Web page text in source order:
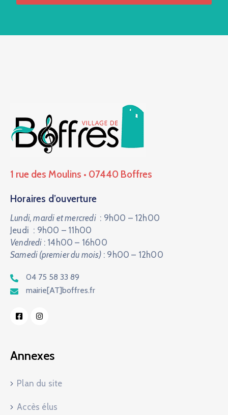
1 rue des Moulins • 07440 Boffres
Horaires d’ouverture
Lundi, mardi et mercredi : 9h00 – 12h00
Jeudi : 9h00 – 11h00
Vendredi : 14h00 – 16h00
Samedi (premier du mois): 9h00 – 12h00
04 75 58 33 89
mairie[AT]boffres.fr
Annexes
Plan du site
Accès élus